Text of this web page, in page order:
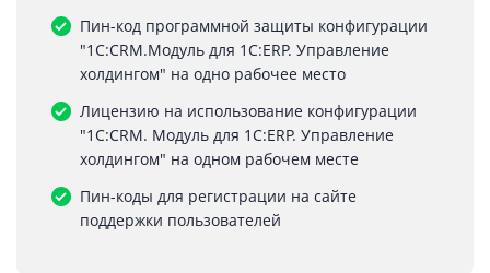
Пин-код программной защиты конфигурации
"1С:CRM.Модуль для 1С:ERP. Управление
холдингом" на одно рабочее место
Лицензию на использование конфигурации
"1С:CRM. Модуль для 1С:ERP. Управление
холдингом" на одном рабочем месте
Пин-коды для регистрации на сайте
поддержки пользователей